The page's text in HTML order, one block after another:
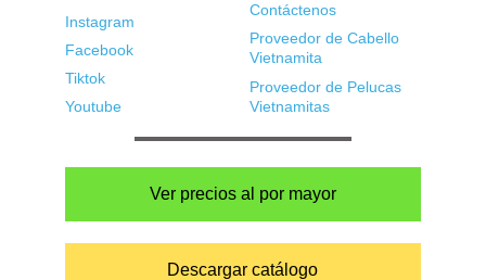
Contáctenos
Proveedor de Cabello
Vietnamita
Proveedor de Pelucas
Vietnamitas
Instagram
Facebook
Tiktok
Youtube
Ver precios al por mayor
Descargar catálogo